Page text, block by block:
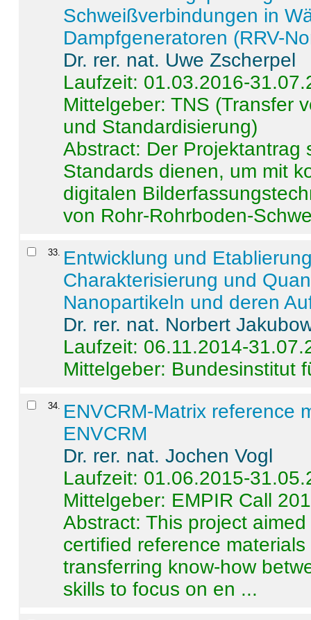
Schweißverbindungen in
Dampfgeneratoren (RRV-
Dr. rer. nat. Uwe Zscherpel
Laufzeit: 01.03.2016-
Mittelgeber: TNS (Transfer
und Standardisierung)
Abstract: Der Projektantrag
Standards dienen, um mit
digitalen
von Rohr-Rohrboden-
33. Entwicklung und
Charakterisierung und
Nanopartikeln und deren
Dr. rer. nat. Norbert
Laufzeit: 06.11.2014-
Mittelgeber: Bundesinstitut
34. ENVCRM-Matrix reference
ENVCRM
Dr. rer. nat. Jochen Vogl
Laufzeit: 01.06.2015-
Mittelgeber: EMPIR Call
Abstract:This project
certified reference
transferring know-how
skills to focus on en ...